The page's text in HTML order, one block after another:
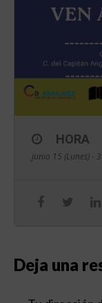
HORA
junio 15 (Lunes) -
Deja una